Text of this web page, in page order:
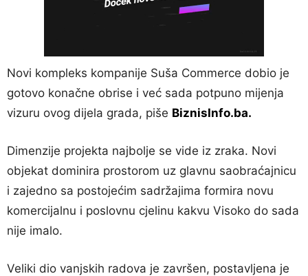
Novi kompleks kompanije Suša Commerce dobio je
gotovo konačne obrise i već sada potpuno mijenja
vizuru ovog dijela grada, piše BiznisInfo.ba.
Dimenzije projekta najbolje se vide iz zraka. Novi
objekat dominira prostorom uz glavnu saobraćajnicu
i zajedno sa postojećim sadržajima formira novu
komercijalnu i poslovnu cjelinu kakvu Visoko do sada
nije imalo.
Veliki dio vanjskih radova je završen, postavljena je